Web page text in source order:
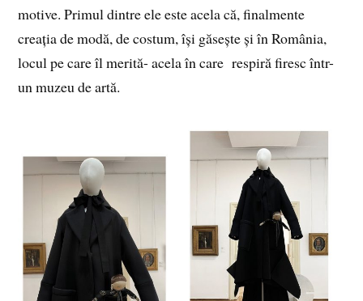
motive. Primul dintre ele este acela că, finalmente
creația de modă, de costum, își găsește și în România,
locul pe care îl merită- acela în care respiră firesc într-
un muzeu de artă.